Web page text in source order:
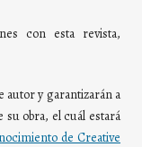
con esta revista,
autor y garantizarán a
su obra, el cuál estará
de Creative